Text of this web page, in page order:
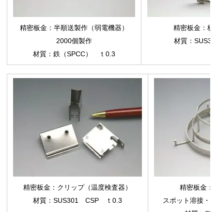
精密板金：半順送製作（弱電機器）
2000個製作
材質：鉄（SPCC） ｔ0.3
精密板金：板
材質：
精密板金：クリップ（温度検査器）
材質：SUS301 CSP ｔ0.3
精密板金：
スポット溶接・